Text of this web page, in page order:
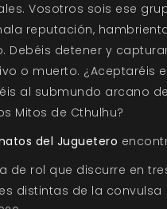
Vosotros sois ese
reputación,
Debéis detener y
o muerto. ¿Aceptaréis
al submundo arcano
Mitos de Cthulhu?
del Juguetero
de rol que discurre en
distintas de la convulsa